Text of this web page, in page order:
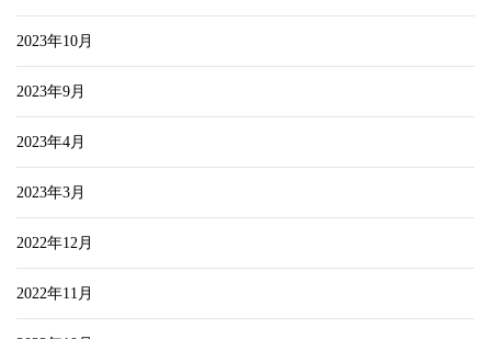
2023年10月
2023年9月
2023年4月
2023年3月
2022年12月
2022年11月